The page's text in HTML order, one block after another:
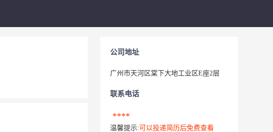
公司地址
广州市天河区棠下大地工业区E座2层
联系电话
****
温馨提示: 可以投递简历后免费查看